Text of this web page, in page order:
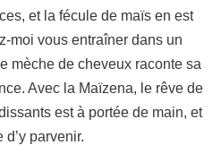
et la fécule de maïs en est
moi vous entraîner dans un
mèche de cheveux raconte sa
Avec la Maïzena, le rêve de
est à portée de main, et
d’y parvenir.